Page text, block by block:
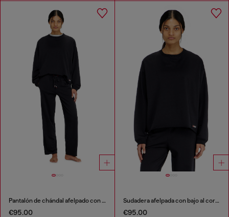
Pantalón de chándal afelpado con bajos al corte
€95.00
Sudadera afelpada con bajo al corte
€95.00